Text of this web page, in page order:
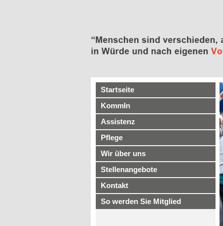
Startseite
KommIn
Assistenz
Pflege
Wir über uns
Stellenangebote
Kontakt
So werden Sie Mitglied